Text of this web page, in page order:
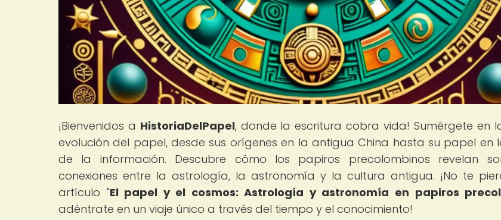
¡Bienvenidos a HistoriaDelPapel, donde la escritura cobra vida! Sumérgete en
evolución del papel, desde sus orígenes en la antigua China hasta su papel en
de la información. Descubre cómo los papiros precolombinos revelan
conexiones entre la astrología, la astronomía y la cultura antigua. ¡No te
artículo "El papel y el cosmos: Astrología y astronomía en papiros
adéntrate en un viaje único a través del tiempo y el conocimiento!